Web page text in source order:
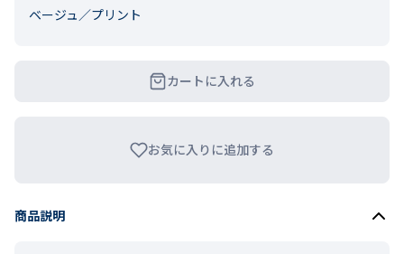
ベージュ／プリント
カートに入れる
お気に入りに追加する
商品説明